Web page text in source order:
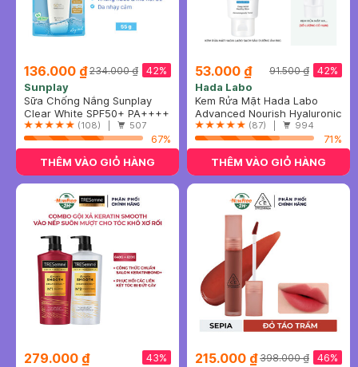
136.000 ₫ 42%
234.000 ₫
Sunplay
Sữa Chống Nắng Sunplay
Skin Aqua Dưỡng Da Sáng
Mịn 55g
Clear White SPF50+ PA++++
(108) | 507
67%
THÊM VÀO GIỎ HÀNG
53.000 ₫ 42%
91.500 ₫
Hada Labo
Kem Rửa Mặt Hada Labo
Sạch Sâu Dưỡng Ẩm 80g
Advanced Nourish Hyaluronic
Acid Cleanser
(87) | 994
71%
THÊM VÀO GIỎ HÀNG
279.000 ₫ 43% 215.000 ₫ 46%
398.000 ₫